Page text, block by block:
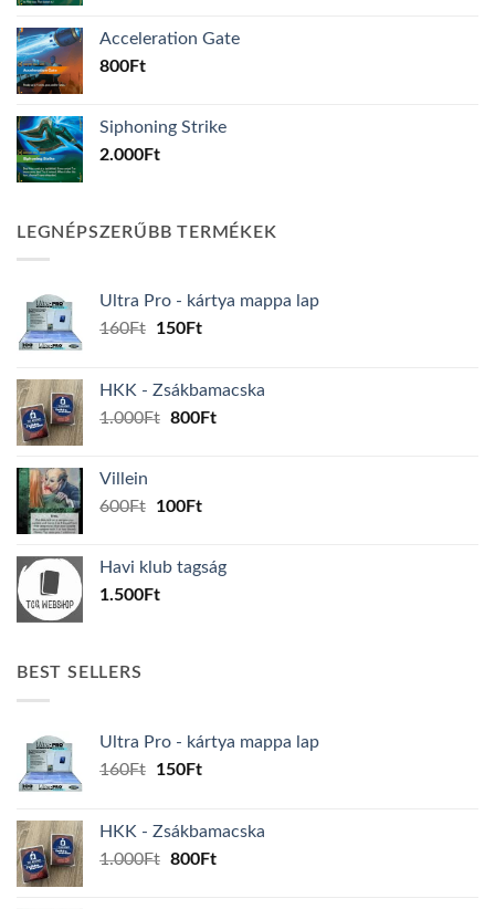
Acceleration Gate
800Ft
Siphoning Strike
2.000Ft
LEGNÉPSZERŰBB TERMÉKEK
Ultra Pro - kártya mappa lap
160Ft
Original
160Ft.
150FtCurrent
150Ft.
HKK - Zsákbamacska
1.000Ft Original
800FtCurrent
Villein
600Ft
Original
600Ft.
100FtCurrent
100Ft.
Havi klub tagság
1.500Ft
BEST SELLERS
Ultra Pro - kártya mappa lap
160Ft
Original
160Ft.
150FtCurrent
150Ft.
HKK - Zsákbamacska
1.000Ft Original
800FtCurrent